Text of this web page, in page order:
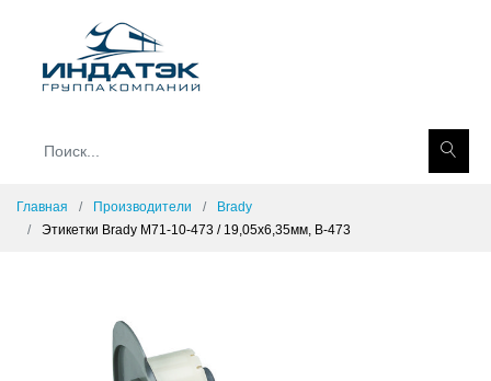
Главная Производители
Brady
Этикетки Brady M71-10-473 / 19,05x6,35мм, B-473